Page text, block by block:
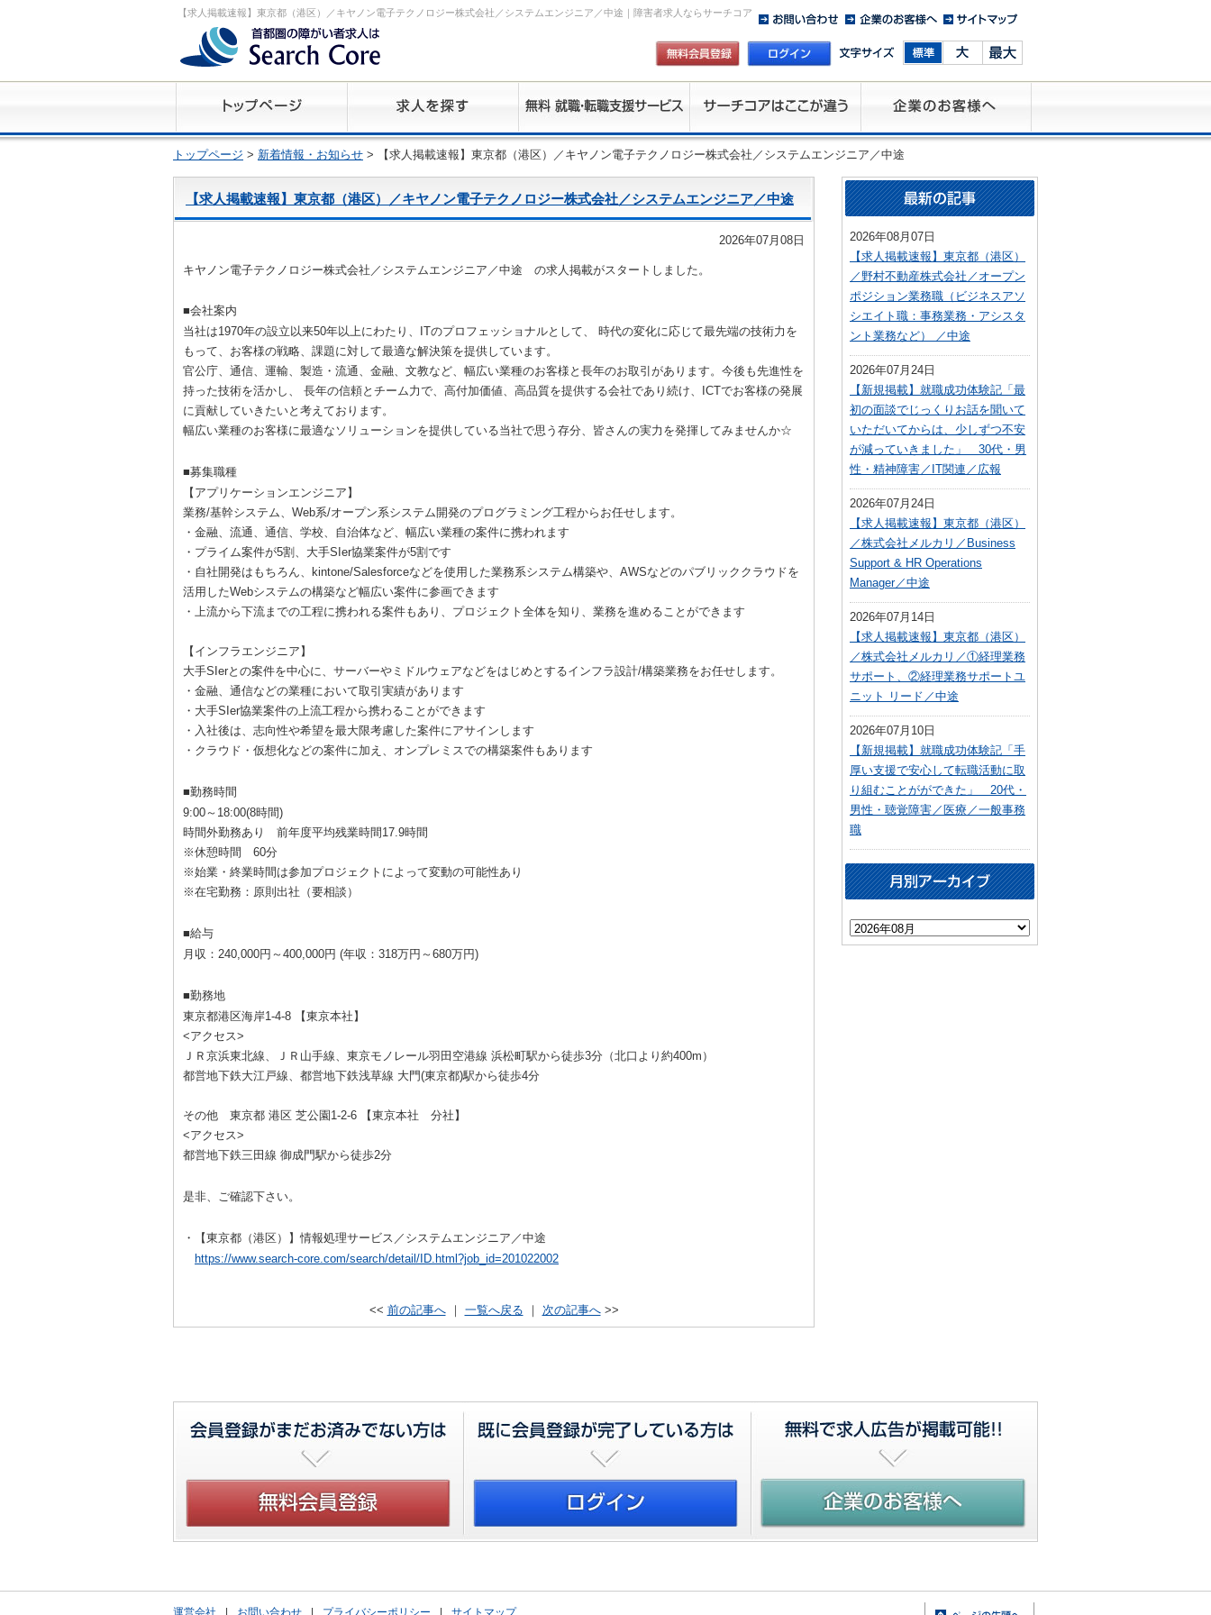
【求人掲載速報】東京都（港区）／キヤノン電子テクノロジー株式会社／システムエンジニア／中途｜障害者求人ならサーチコア
トップページ > 新着情報・お知らせ > 【求人掲載速報】東京都（港区）／キヤノン電子テクノロジー株式会社／システムエンジニア／中途
【求人掲載速報】東京都（港区）／キヤノン電子テクノロジー株式会社／システムエンジニア／中途
2026年07月08日
キヤノン電子テクノロジー株式会社／システムエンジニア／中途 の求人掲載がスタートしました。
■会社案内
当社は1970年の設立以来50年以上にわたり、ITのプロフェッショナルとして、 時代の変化に応じて最先端の技術力を
もって、お客様の戦略、課題に対して最適な解決策を提供しています。
官公庁、通信、運輸、製造・流通、金融、文教など、幅広い業種のお客様と長年のお取引があります。今後も先進性を
持った技術を活かし、 長年の信頼とチーム力で、高付加価値、高品質を提供する会社であり続け、ICTでお客様の発展
に貢献していきたいと考えております。
幅広い業種のお客様に最適なソリューションを提供している当社で思う存分、皆さんの実力を発揮してみませんか☆
■募集職種
【アプリケーションエンジニア】
業務/基幹システム、Web系/オープン系システム開発のプログラミング工程からお任せします。
・金融、流通、通信、学校、自治体など、幅広い業種の案件に携われます
・プライム案件が5割、大手SIer協業案件が5割です
・自社開発はもちろん、kintone/Salesforceなどを使用した業務系システム構築や、AWSなどのパブリッククラウドを
活用したWebシステムの構築など幅広い案件に参画できます
・上流から下流までの工程に携われる案件もあり、プロジェクト全体を知り、業務を進めることができます
【インフラエンジニア】
大手SIerとの案件を中心に、サーバーやミドルウェアなどをはじめとするインフラ設計/構築業務をお任せします。
・金融、通信などの業種において取引実績があります
・大手SIer協業案件の上流工程から携わることができます
・入社後は、志向性や希望を最大限考慮した案件にアサインします
・クラウド・仮想化などの案件に加え、オンプレミスでの構築案件もあります
■勤務時間
9:00～18:00(8時間)
時間外勤務あり 前年度平均残業時間17.9時間
※休憩時間 60分
※始業・終業時間は参加プロジェクトによって変動の可能性あり
※在宅勤務：原則出社（要相談）
■給与
月収：240,000円～400,000円 (年収：318万円～680万円)
■勤務地
東京都港区海岸1-4-8 【東京本社】
<アクセス>
ＪＲ京浜東北線、ＪＲ山手線、東京モノレール羽田空港線 浜松町駅から徒歩3分（北口より約400m）
都営地下鉄大江戸線、都営地下鉄浅草線 大門(東京都)駅から徒歩4分
その他 東京都 港区 芝公園1-2-6 【東京本社 分社】
<アクセス>
都営地下鉄三田線 御成門駅から徒歩2分
是非、ご確認下さい。
・【東京都（港区）】情報処理サービス／システムエンジニア／中途
https://www.search-core.com/search/detail/ID.html?job_id=201022002
<< 前の記事へ｜ 一覧へ戻る ｜ 次の記事へ>>
2026年08月07日
【求人掲載速報】東京都（港区）
／野村不動産株式会社／オープン
ポジション業務職（ビジネスアソ
シエイト職：事務業務・アシスタ
ント業務など） ／中途
2026年07月24日
【新規掲載】就職成功体験記「最
初の面談でじっくりお話を聞いて
いただいてからは、少しずつ不安
が減っていきました」 30代・男
性・精神障害／IT関連／広報
2026年07月24日
【求人掲載速報】東京都（港区）
／株式会社メルカリ／Business
Support & HR Operations
Manager／中途
2026年07月14日
【求人掲載速報】東京都（港区）
／株式会社メルカリ／①経理業務
サポート、②経理業務サポートユ
ニット リード／中途
2026年07月10日
【新規掲載】就職成功体験記「手
厚い支援で安心して転職活動に取
り組むことがができた」 20代・
男性・聴覚障害／医療／一般事務
職
運営会社 お問い合わせ プライバシーポリシー サイトマップ